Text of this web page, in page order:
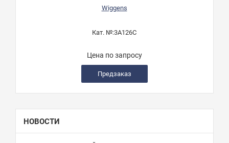
Wiggens
Кат. №:3A126C
Цена по запросу
Предзаказ
НОВОСТИ